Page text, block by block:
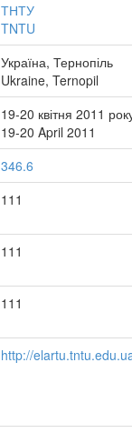
ТНТУ
TNTU
Україна, Тернопіль
Ukraine, Ternopil
19-20 квітня 2011
19-20 April 2011
346.6
111
111
111
http://